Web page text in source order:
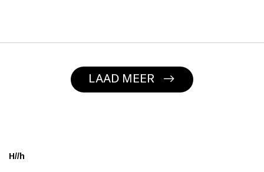
LAAD MEER
H//h